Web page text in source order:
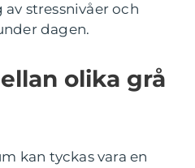
stressnivåer och
dagen.
olika grå
kan tyckas vara en